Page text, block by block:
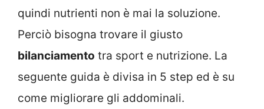
quindi nutrienti non è mai la soluzione.
Perciò bisogna trovare il giusto
bilanciamento tra sport e nutrizione. La
seguente guida è divisa in 5 step ed è su
come migliorare gli addominali.